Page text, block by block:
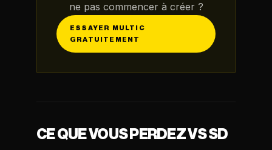
ne pas commencer à créer ?
ESSAYER MULTIC
GRATUITEMENT
CE QUE VOUS PERDEZ VS SD